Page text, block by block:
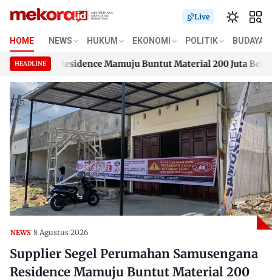
Skip
content
Live
HOME NEWS HUKUM EKONOMI POLITIK BUDAYA
HEADLINEResidence Mamuju Buntut Material 200 Juta Belum
Residence Mamuju Buntut Material 200 Juta Belum
NEWS 8 Agustus 2026
Supplier Segel Perumahan Samusengana
Residence Mamuju Buntut Material 200